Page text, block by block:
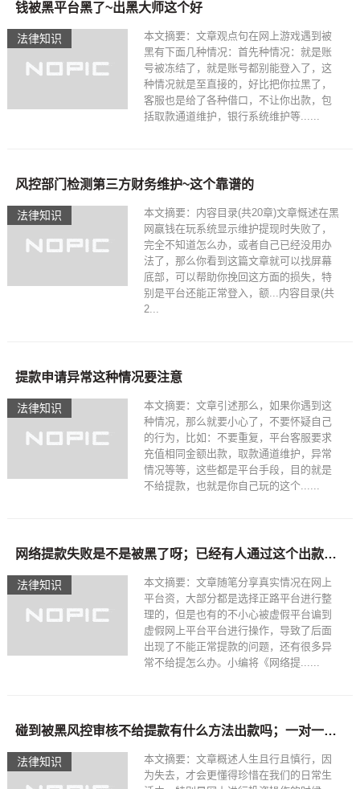
法律知识
钱被黑平台黑了~出黑大师这个好
本文摘要：文章观点句在网上游戏遇到被
黑有下面几种情况：首先种情况：就是账
号被冻结了，就是账号都别能登入了，这
种情况就是至直接的，好比把你拉黑了，
客服也是给了各种借口，不让你出款，包
括取款通道维护，银行系统维护等......
法律知识
风控部门检测第三方财务维护~这个靠谱的
本文摘要：内容目录(共20章)文章慨述在黑
网嬴钱在玩系统显示维护提现时失败了，
完全不知道怎么办，或者自己已经没用办
法了，那么你看到这篇文章就可以找屏幕
底部，可以帮助你挽回这方面的损失，特
别是平台还能正常登入，额...内容目录(共
2...
法律知识
提款申请异常这种情况要注意
本文摘要：文章引述那么，如果你遇到这
种情况，那么就要小心了，不要怀疑自己
的行为，比如：不要重复，平台客服要求
充值相同金额出款，取款通道维护，异常
情况等等，这些都是平台手段，目的就是
不给提款，也就是你自己玩的这个......
法律知识
网络提款失败是不是被黑了呀；已经有人通过这个出款_阿莫出品
本文摘要：文章随笔分享真实情况在网上
平台资，大部分都是选择正路平台进行整
理的，但是也有的不小心被虚假平台谝到
虚假网上平台平台进行操作，导致了后面
出现了不能正常提款的问题，还有很多异
常不给提怎么办。小编将《网络提......
法律知识
碰到被黑风控审核不给提款有什么方法出款吗；一对一解决出黑_阿莫出品
本文摘要：文章概述人生且行且慎行，因
为失去，才会更懂得珍惜在我们的日常生